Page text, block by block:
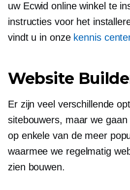
uw Ecwid online winkel te
instructies voor het
vindt u in onze kennis
Website
Er zijn veel verschillende
sitebouwers, maar we
op enkele van de meer
waarmee we regelmatig
zien bouwen.